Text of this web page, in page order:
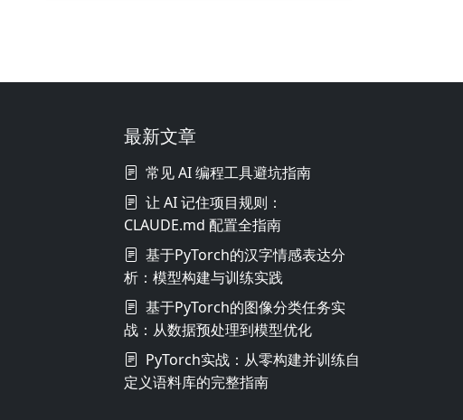
最新文章
常见 AI 编程工具避坑指南
让 AI 记住项目规则：
CLAUDE.md 配置全指南
基于PyTorch的汉字情感表达分
析：模型构建与训练实践
基于PyTorch的图像分类任务实
战：从数据预处理到模型优化
PyTorch实战：从零构建并训练自
定义语料库的完整指南